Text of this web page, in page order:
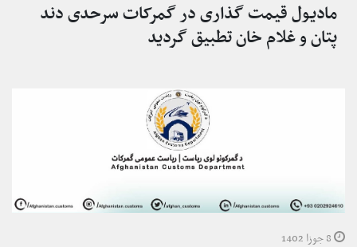
مادیول قیمت گذاری در گمرکات سرحدی دند
پتان و غلام خان تطبیق گردید